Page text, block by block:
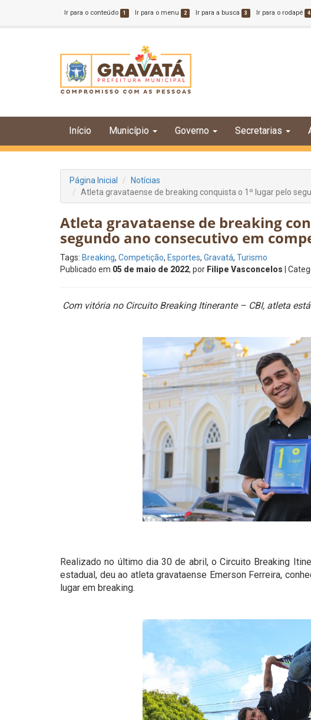
Ir para o conteúdo 1 Ir para o menu 2 Ir para a busca 3 Ir para o rodapé 4
Início Município Governo Secretarias
Página Inicial
Notícias
Atleta gravataense de breaking conquista o 1º lugar pelo
Atleta gravataense de breaking
segundo ano consecutivo em
Tags: Breaking, Competição, Esportes, Gravatá, Turismo
Publicado em 05 de maio de 2022, por Filipe Vasconcelos |
Com vitória no Circuito Breaking Itinerante – CBI, atleta
Realizado no último dia 30 de abril, o Circuito Breaking
estadual, deu ao atleta gravataense Emerson Ferreira,
lugar em breaking.